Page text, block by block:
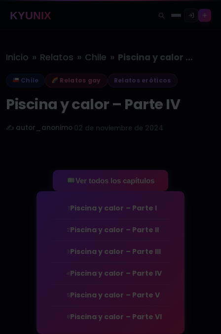
KYUNIX
Inicio » Relatos » Chile » Piscina y calor – Parte IV
Chile Relatos gay Relatos eróticos
Piscina y calor – Parte IV
✍️ autor_anonimo 02 de noviembre de 2024
Ver todos los capítulos
Piscina y calor – Parte I
Piscina y calor – Parte II
Piscina y calor – Parte III
Piscina y calor – Parte IV
Piscina y calor – Parte V
Piscina y calor – Parte VI